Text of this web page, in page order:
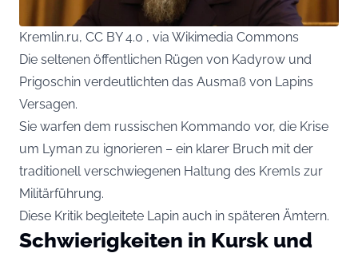
Kremlin.ru, CC BY 4.0 , via Wikimedia Commons
Die seltenen öffentlichen Rügen von Kadyrow und
Prigoschin verdeutlichten das Ausmaß von Lapins
Versagen.
Sie warfen dem russischen Kommando vor, die Krise
um Lyman zu ignorieren – ein klarer Bruch mit der
traditionell verschwiegenen Haltung des Kremls zur
Militärführung.
Diese Kritik begleitete Lapin auch in späteren Ämtern.
Schwierigkeiten in Kursk und